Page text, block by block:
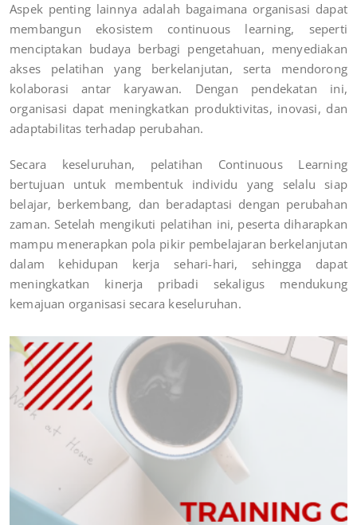
Aspek penting lainnya adalah bagaimana organisasi dapat
membangun ekosistem continuous learning, seperti
menciptakan budaya berbagi pengetahuan, menyediakan
akses pelatihan yang berkelanjutan, serta mendorong
kolaborasi antar karyawan. Dengan pendekatan ini,
organisasi dapat meningkatkan produktivitas, inovasi, dan
adaptabilitas terhadap perubahan.
Secara keseluruhan, pelatihan Continuous Learning
bertujuan untuk membentuk individu yang selalu siap
belajar, berkembang, dan beradaptasi dengan perubahan
zaman. Setelah mengikuti pelatihan ini, peserta diharapkan
mampu menerapkan pola pikir pembelajaran berkelanjutan
dalam kehidupan kerja sehari-hari, sehingga dapat
meningkatkan kinerja pribadi sekaligus mendukung
kemajuan organisasi secara keseluruhan.